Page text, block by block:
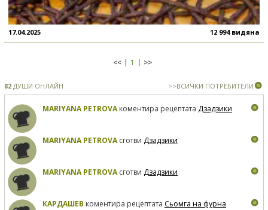
17.04.2025 12 994 видяна
<< 1 >>
82 ДУШИ ОНЛАЙН >>ВСИЧКИ ПОТРЕБИТЕЛИ
MARIYANA PETROVAкоментира рецептата Дзадзики
MARIYANA PETROVAсготви Дзадзики
MARIYANA PETROVAсготви Дзадзики
КАРДАШЕВ коментира рецептата Сьомга на фурна